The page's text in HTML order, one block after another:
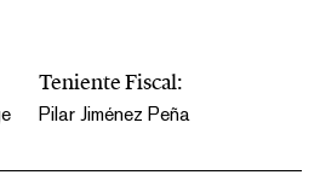
Teniente Fiscal:
Pilar Jiménez Peña